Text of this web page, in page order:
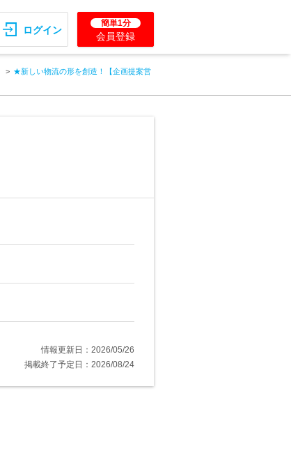
ログイン
簡単1分
会員登録
★新しい物流の形を創造！【企画提案営
情報更新日：2026/05/26
掲載終了予定日：2026/08/24